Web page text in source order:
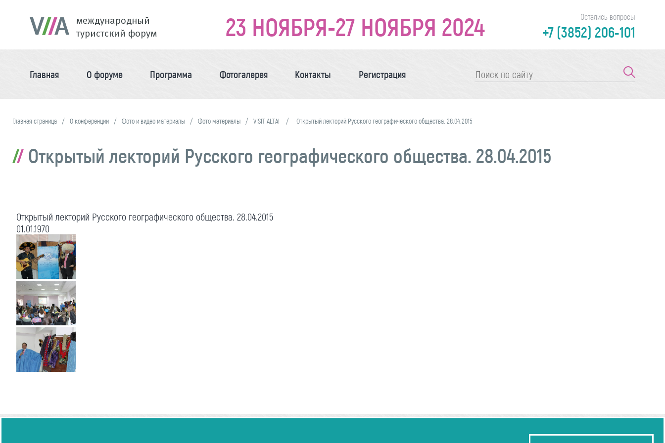
международный
туристский форум
23 НОЯБРЯ-27 НОЯБРЯ 2024 Остались вопросы
+7 (3852) 206-101
Главная О форуме Программа Фотогалерея Контакты Регистрация
Главная страница О конференции Фото и видео материалы Фото материалы VISIT ALTAI Открытый лекторий Русского географического общества. 28.04.2015
Открытый лекторий Русского географического общества. 28.04.2015
Открытый лекторий Русского географического общества. 28.04.2015
01.01.1970